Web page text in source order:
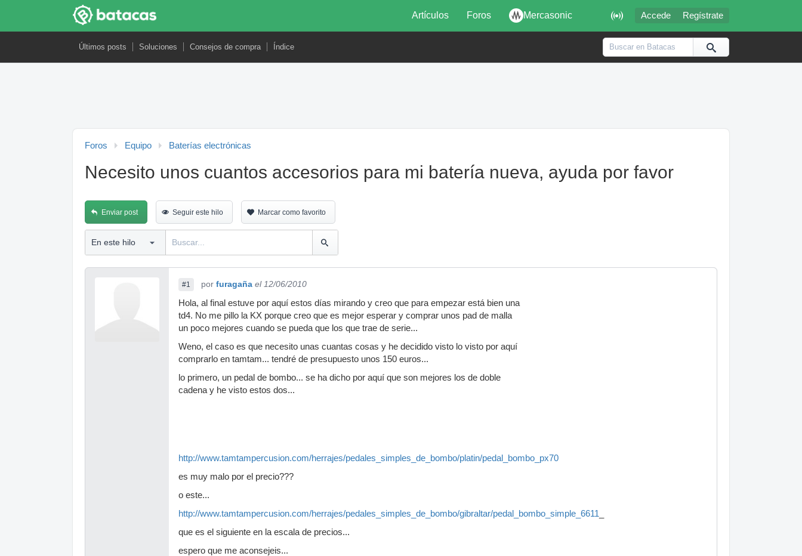
 Accede Regístrate
Artículos Foros Mercasonic
Últimos posts Soluciones Consejos de compra Índice
Foros Equipo Baterías electrónicas
Necesito unos cuantos accesorios para mi batería nueva, ayuda por favor
Enviar post Seguir este hilo Marcar como favorito
#1 por furagaña el 12/06/2010
Hola, al final estuve por aquí estos días mirando y creo que para empezar está bien una
td4. No me pillo la KX porque creo que es mejor esperar y comprar unos pad de malla
un poco mejores cuando se pueda que los que trae de serie...
Weno, el caso es que necesito unas cuantas cosas y he decidido visto lo visto por aquí
comprarlo en tamtam... tendré de presupuesto unos 150 euros...
lo primero, un pedal de bombo... se ha dicho por aquí que son mejores los de doble
cadena y he visto estos dos...
http://www.tamtampercusion.com/herrajes/pedales_simples_de_bombo/platin/pedal_bombo_px70
es muy malo por el precio???
o este...
http://www.tamtampercusion.com/herrajes/pedales_simples_de_bombo/gibraltar/pedal_bombo_simple_6611
que es el siguiente en la escala de precios...
espero que me aconsejeis...